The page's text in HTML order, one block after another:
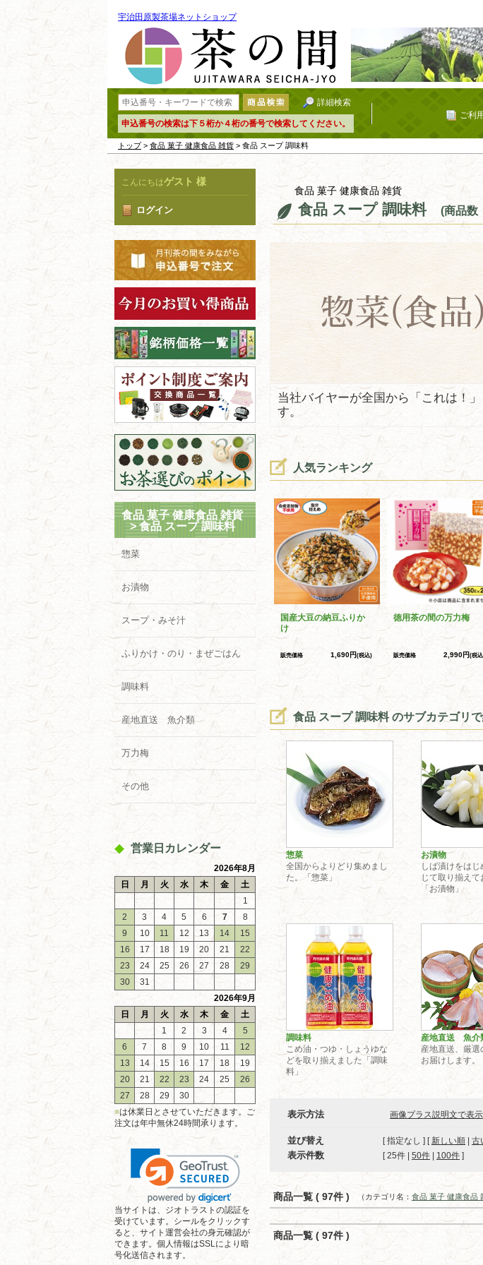
宇治田原製茶場ネットショップ
詳細検索
申込番号の検索は下５桁か４桁の番号で検索してください。
ご利
トップ> 食品 菓子 健康食品 雑貨 > 食品 スープ 調味料
こんにちはゲスト 様
ログイン
食品 菓子 健康食品 雑貨
>食品 スープ 調味料
惣菜
お漬物
スープ・みそ汁
ふりかけ・のり・まぜごはん
調味料
産地直送 魚介類
万力梅
その他
営業日カレンダー
2026年8月
日
月 火 水 木 金
土
1
2
3 4 5 6 7
8
9
10 11 12 13 14
15
16
17 18 19 20 21
22
23
24 25 26 27 28
29
30
31
2026年9月
日
月 火 水 木 金
土
1
2 3 4
5
6
7 8 9 10 11
12
13
14 15 16 17 18
19
20
21 22 23 24 25
26
27
28 29
30
■は休業日とさせていただきます。ご
注文は年中無休24時間承ります。
当サイトは、ジオトラストの認証を
受けています。シールをクリックす
ると、サイト運営会社の身元確認が
できます。個人情報はSSLにより暗
号化送信されます。
食品 菓子 健康食品 雑貨
食品 スープ 調味料 (商品数
当社バイヤーが全国から「これは！
す。
人気ランキング
国産大豆の納豆ふりか
け
販売価格 1,690円(税込)
徳用茶の間の万力梅
販売価格 2,990円(税
食品 スープ 調味料 のサブカテゴリ
惣菜
全国からよりどり集めまし
た。「惣菜」
お漬物
しば漬けをは
じて取り揃えて
「お漬物」
調味料
こめ油・つゆ・しょうゆな
どを取り揃えました「調味
料」
産地直送 魚介
産地直送、厳選
お届けします。
表示方法 画像プラス説明文で表示
並び替え [ 指定なし ] [ 新しい順 古
表示件数 [ 25件 50件 100件 ]
商品一覧 ( 97件 ) （カテゴリ名： 食品 菓子 健康食品
商品一覧 ( 97件 )